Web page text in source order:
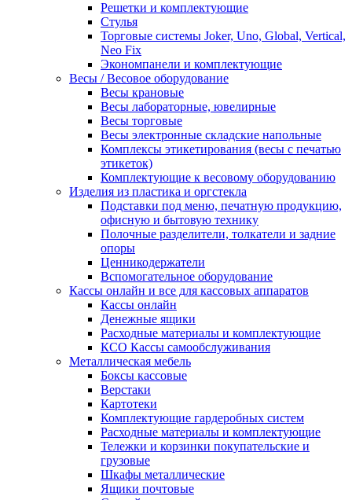
Решетки и комплектующие
Стулья
Торговые системы Joker, Uno, Global, Vertical,
Neo Fix
Экономпанели и комплектующие
Весы / Весовое оборудование
Весы крановые
Весы лабораторные, ювелирные
Весы торговые
Весы электронные складские напольные
Комплексы этикетирования (весы с печатью
этикеток)
Комплектующие к весовому оборудованию
Изделия из пластика и оргстекла
Подставки под меню, печатную продукцию,
офисную и бытовую технику
Полочные разделители, толкатели и задние
опоры
Ценникодержатели
Вспомогательное оборудование
Кассы онлайн и все для кассовых аппаратов
Кассы онлайн
Денежные ящики
Расходные материалы и комплектующие
КСО Кассы самообслуживания
Металлическая мебель
Боксы кассовые
Верстаки
Картотеки
Комплектующие гардеробных систем
Расходные материалы и комплектующие
Тележки и корзинки покупательские и
грузовые
Шкафы металлические
Ящики почтовые